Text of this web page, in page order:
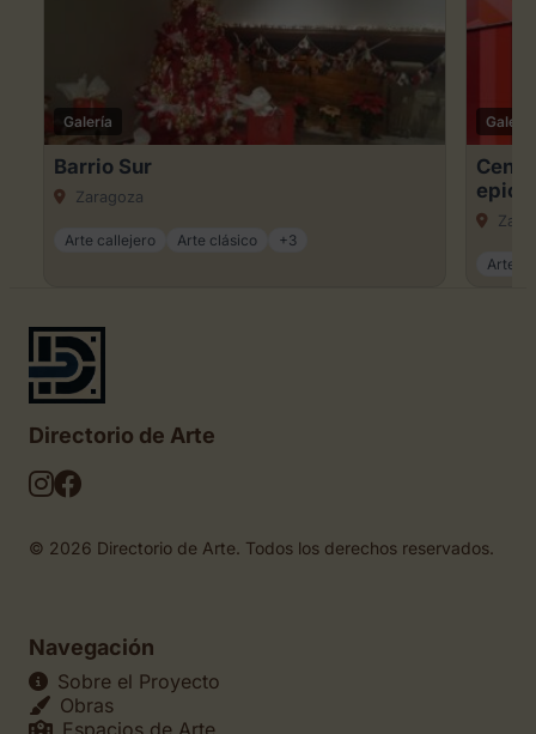
Galería
Barrio Sur
Zaragoza
Arte callejero Arte clásico +3
Galería
Arte
Directorio de Arte
© 2026 Directorio de Arte. Todos los derechos reservados.
Navegación
Sobre el Proyecto
Obras
Espacios de Arte